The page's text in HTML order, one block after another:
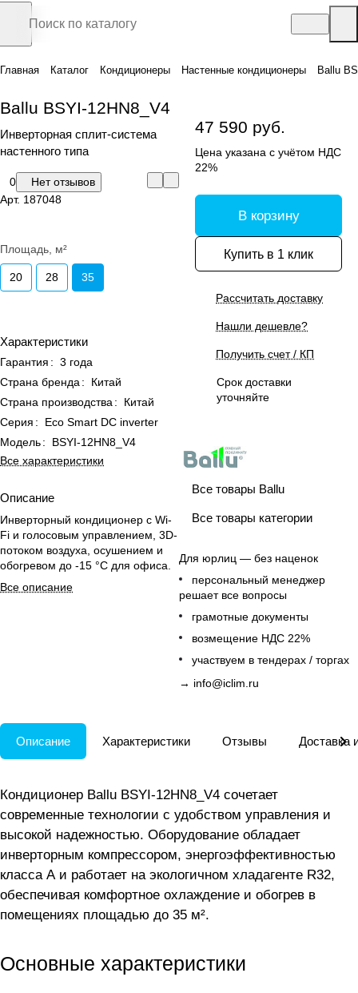
Главная Каталог Кондиционеры Настенные кондиционеры Ballu
Ballu BSYI-12HN8_V4
Инверторная сплит-система
настенного типа
0
Нет отзывов
Арт. 187048
Площадь, м²
20 28 35
Характеристики
Гарантия : 3 года
Страна бренда :
Китай
Страна производства :
Китай
Серия :
Eco Smart DC inverter
Модель:
BSYI-12HN8_V4
Все характеристики
Описание
Инверторный кондиционер с Wi-
Fi и голосовым управлением, 3D-
потоком воздуха, осушением и
обогревом до -15 °C для офиса.
Все описание
47 590 руб.
Цена указана с учётом НДС
22%
В корзину
Купить в 1 клик
Рассчитать доставку
Нашли дешевле?
Получить счет / КП
Срок доставки
уточняйте
Все товары Ballu
Все товары категории
Для юрлиц — без наценок
персональный менеджер
решает все вопросы
грамотные документы
возмещение НДС 22%
участвуем в тендерах / торгах
→ info@iclim.ru
Описание Характеристики Отзывы Доставка
Кондиционер Ballu BSYI-12HN8_V4 сочетает
современные технологии с удобством управления и
высокой надежностью. Оборудование обладает
инверторным компрессором, энергоэффективностью
класса А и работает на экологичном хладагенте R32,
обеспечивая комфортное охлаждение и обогрев в
помещениях площадью до 35 м².
Основные характеристики